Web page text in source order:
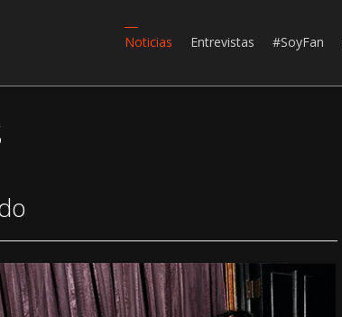
Noticias Entrevistas #SoyFan